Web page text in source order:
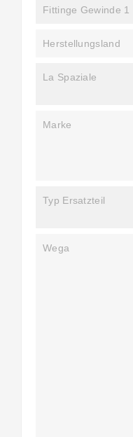
Fittinge Gewinde 1
Herstellungsland
La Spaziale
Marke
Typ Ersatzteil
Wega